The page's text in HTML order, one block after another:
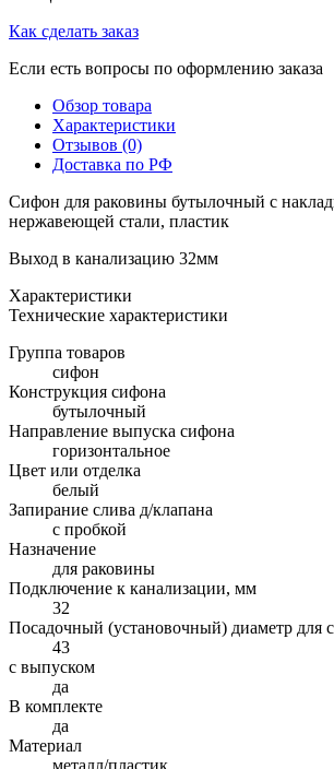
Как сделать заказ
Если есть вопросы по оформлению заказа
Обзор товара
Характеристики
Отзывов (0)
Доставка по РФ
Сифон для раковины бутылочный с
нержавеющей стали, пластик
Выход в канализацию 32мм
Характеристики
Технические характеристики
Группа товаров
сифон
Конструкция сифона
бутылочный
Направление выпуска сифона
горизонтальное
Цвет или отделка
белый
Запирание слива д/клапана
с пробкой
Назначение
для раковины
Подключение к канализации, мм
32
Посадочный (установочный) диаметр для
43
с выпуском
да
В комплекте
да
Материал
металл/пластик